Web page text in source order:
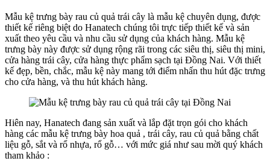
Mẫu kệ trưng bày rau củ quả trái cây là mẫu kệ chuyên dụng, được
thiết kế riêng biệt do Hanatech chúng tôi trực tiếp thiết kế và sản
xuất theo yêu cầu và nhu cầu sử dụng của khách hàng. Mẫu kệ
trưng bày này được sử dụng rộng rãi trong các siêu thị, siêu thị mini,
cửa hàng trái cây, cửa hàng thực phẩm sạch tại Đồng Nai. Với thiết
kế đẹp, bền, chắc, mẫu kệ này mang tới điểm nhấn thu hút đặc trưng
cho cửa hàng, và thu hút khách hàng.
Hiên nay, Hanatech đang sản xuất và lắp đặt trọn gói cho khách
hàng các mẫu kệ trưng bày hoa quả , trái cây, rau củ quả bằng chất
liệu gỗ, sắt và rổ nhựa, rổ gỗ… với mức giá như sau mời quý khách
tham khảo :